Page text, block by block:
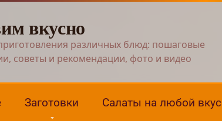
вкусно
различных блюд: пошаговые
советы и рекомендации, фото и видео
Заготовки Салаты на любой вкус